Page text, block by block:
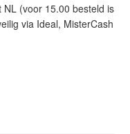
(voor 15.00 besteld is
via Ideal, MisterCash